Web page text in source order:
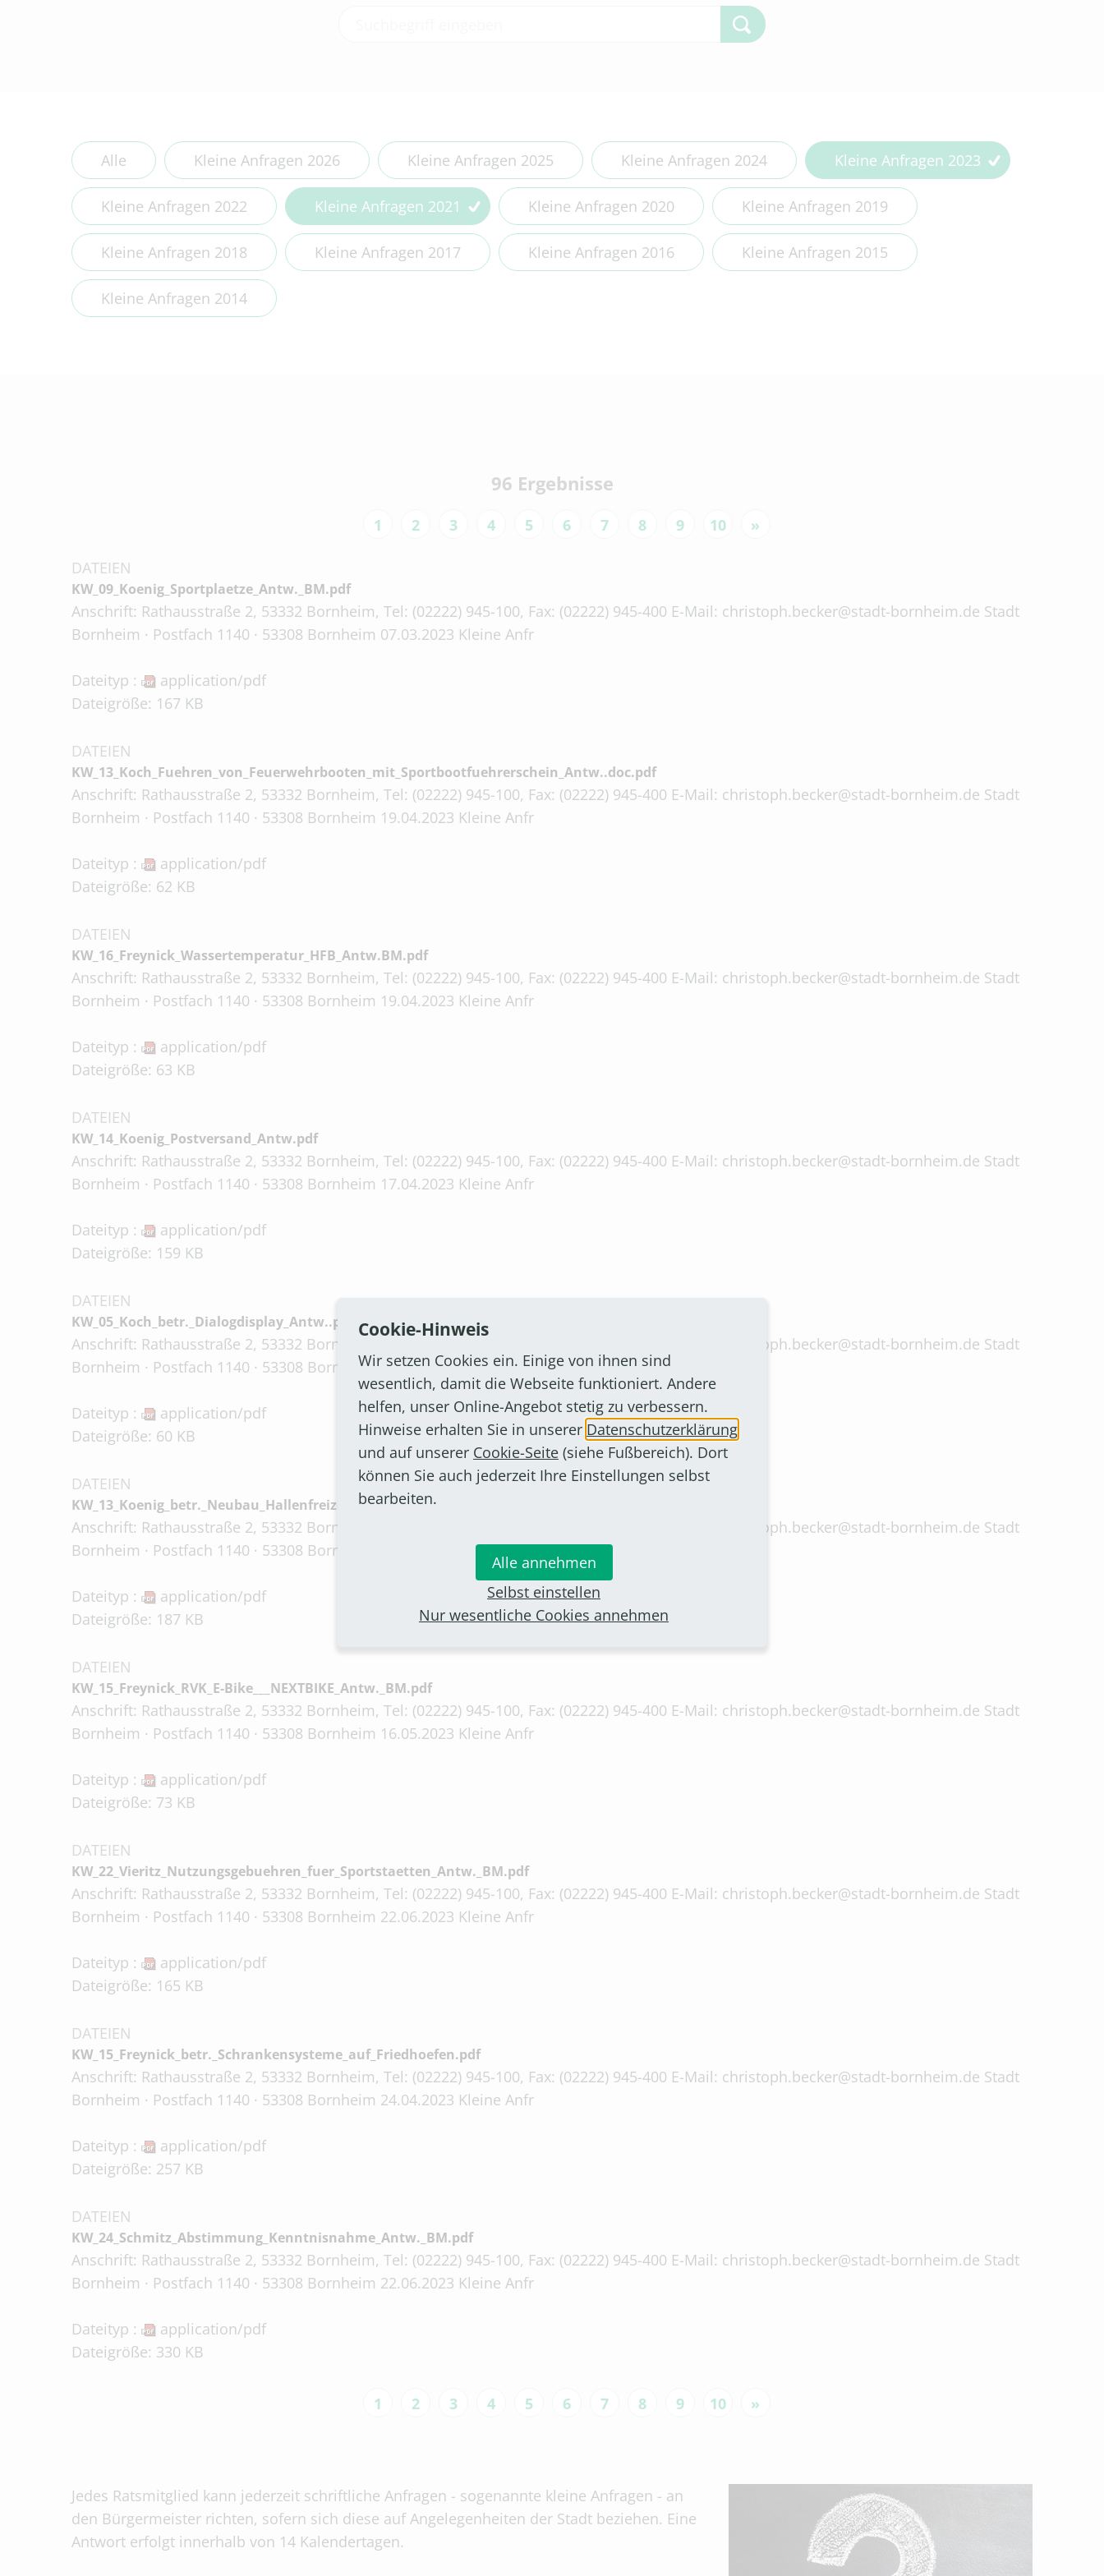
Alle Kleine Anfragen 2026 Kleine Anfragen 2025 Kleine Anfragen 2024 Kleine Anfragen 2023
Kleine Anfragen 2022 Kleine Anfragen 2021 Kleine Anfragen 2020 Kleine Anfragen 2019
Kleine Anfragen 2018 Kleine Anfragen 2017 Kleine Anfragen 2016 Kleine Anfragen 2015
Kleine Anfragen 2014
96 Ergebnisse
1 2 3 4 5 6 7 8 9 10 »
DATEIEN
KW_09_Koenig_Sportplaetze_Antw._BM.pdf
Anschrift: Rathausstraße 2, 53332 Bornheim, Tel: (02222) 945-100, Fax: (02222) 945-400 E-Mail: christoph.becker@stadt-bornheim.de Stadt
Bornheim · Postfach 1140 · 53308 Bornheim 07.03.2023 Kleine Anfr
Dateityp :
application/pdf
Dateigröße: 167 KB
DATEIEN
KW_13_Koch_Fuehren_von_Feuerwehrbooten_mit_Sportbootfuehrerschein_Antw..doc.pdf
Anschrift: Rathausstraße 2, 53332 Bornheim, Tel: (02222) 945-100, Fax: (02222) 945-400 E-Mail: christoph.becker@stadt-bornheim.de Stadt
Bornheim · Postfach 1140 · 53308 Bornheim 19.04.2023 Kleine Anfr
Dateityp :
application/pdf
Dateigröße: 62 KB
DATEIEN
KW_16_Freynick_Wassertemperatur_HFB_Antw.BM.pdf
Anschrift: Rathausstraße 2, 53332 Bornheim, Tel: (02222) 945-100, Fax: (02222) 945-400 E-Mail: christoph.becker@stadt-bornheim.de Stadt
Bornheim · Postfach 1140 · 53308 Bornheim 19.04.2023 Kleine Anfr
Dateityp :
application/pdf
Dateigröße: 63 KB
DATEIEN
KW_14_Koenig_Postversand_Antw.pdf
Anschrift: Rathausstraße 2, 53332 Bornheim, Tel: (02222) 945-100, Fax: (02222) 945-400 E-Mail: christoph.becker@stadt-bornheim.de Stadt
Bornheim · Postfach 1140 · 53308 Bornheim 17.04.2023 Kleine Anfr
Dateityp :
application/pdf
Dateigröße: 159 KB
DATEIEN
KW_05_Koch_betr._Dialogdisplay_Antw..pdf
Anschrift: Rathausstraße 2, 53332 Bornheim, Tel: (02222) 945-100, Fax: (02222) 945-400 E-Mail: christoph.becker@stadt-bornheim.de Stadt
Bornheim · Postfach 1140 · 53308 Bornheim 24.03.2023 Kleine Anfr
Dateityp :
application/pdf
Dateigröße: 60 KB
DATEIEN
KW_13_Koenig_betr._Neubau_Hallenfreizeitbad.pdf
Anschrift: Rathausstraße 2, 53332 Bornheim, Tel: (02222) 945-100, Fax: (02222) 945-400 E-Mail: christoph.becker@stadt-bornheim.de Stadt
Bornheim · Postfach 1140 · 53308 Bornheim Herr Dirk König Willmu
Dateityp :
application/pdf
Dateigröße: 187 KB
DATEIEN
KW_15_Freynick_RVK_E-Bike___NEXTBIKE_Antw._BM.pdf
Anschrift: Rathausstraße 2, 53332 Bornheim, Tel: (02222) 945-100, Fax: (02222) 945-400 E-Mail: christoph.becker@stadt-bornheim.de Stadt
Bornheim · Postfach 1140 · 53308 Bornheim 16.05.2023 Kleine Anfr
Dateityp :
application/pdf
Dateigröße: 73 KB
DATEIEN
KW_22_Vieritz_Nutzungsgebuehren_fuer_Sportstaetten_Antw._BM.pdf
Anschrift: Rathausstraße 2, 53332 Bornheim, Tel: (02222) 945-100, Fax: (02222) 945-400 E-Mail: christoph.becker@stadt-bornheim.de Stadt
Bornheim · Postfach 1140 · 53308 Bornheim 22.06.2023 Kleine Anfr
Dateityp :
application/pdf
Dateigröße: 165 KB
DATEIEN
KW_15_Freynick_betr._Schrankensysteme_auf_Friedhoefen.pdf
Anschrift: Rathausstraße 2, 53332 Bornheim, Tel: (02222) 945-100, Fax: (02222) 945-400 E-Mail: christoph.becker@stadt-bornheim.de Stadt
Bornheim · Postfach 1140 · 53308 Bornheim 24.04.2023 Kleine Anfr
Dateityp :
application/pdf
Dateigröße: 257 KB
DATEIEN
KW_24_Schmitz_Abstimmung_Kenntnisnahme_Antw._BM.pdf
Anschrift: Rathausstraße 2, 53332 Bornheim, Tel: (02222) 945-100, Fax: (02222) 945-400 E-Mail: christoph.becker@stadt-bornheim.de Stadt
Bornheim · Postfach 1140 · 53308 Bornheim 22.06.2023 Kleine Anfr
Dateityp :
application/pdf
Dateigröße: 330 KB
1 2 3 4 5 6 7 8 9 10 »
Jedes Ratsmitglied kann jederzeit schriftliche Anfragen - sogenannte kleine Anfragen - an
den Bürgermeister richten, sofern sich diese auf Angelegenheiten der Stadt beziehen. Eine
Antwort erfolgt innerhalb von 14 Kalendertagen.
Cookie-Hinweis
Wir setzen Cookies ein. Einige von ihnen sind
wesentlich, damit die Webseite funktioniert. Andere
helfen, unser Online-Angebot stetig zu verbessern.
Hinweise erhalten Sie in unserer Datenschutzerklärung
und auf unserer Cookie-Seite (siehe Fußbereich). Dort
können Sie auch jederzeit Ihre Einstellungen selbst
bearbeiten.
Alle annehmen
Selbst einstellen
Nur wesentliche Cookies annehmen